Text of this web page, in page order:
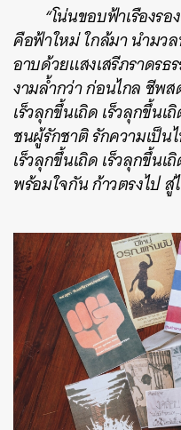
“โน่นขอบฟ้าเรืองร
คือฟ้าใหม่ ใกล้มา นำมว
อาบด้วยแสงเสรีภราดรธ
งามล้ำกว่า ก่อนไกล ชีพส
เร็วลุกขึ้นเถิด เร็วลุกขึ้น
ชนผู้รักชาติ รักความเป็น
เร็วลุกขึ้นเถิด เร็วลุกขึ้น
พร้อมใจกัน ก้าวตรงไป สู่